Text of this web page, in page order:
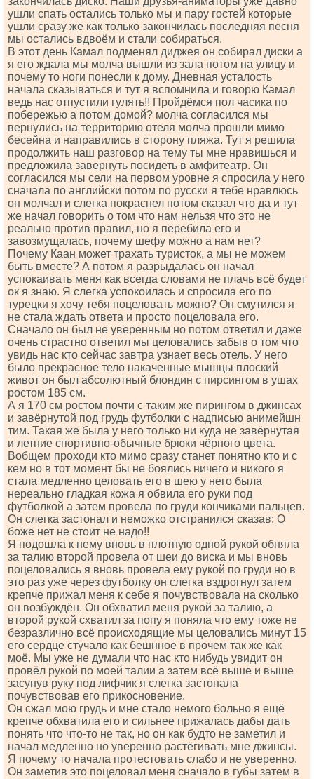
ушли спать остались только мы и пару гостей которые
ушли сразу же как только закончилась последняя песня
мы остались вдвоём и стали собираться.
В этот день Камал подменял диджея он собирал диски а
я его ждала мы молча вышли из зала потом на улицу и
почему то ноги понесли к дому. Дневная усталость
начала сказываться и тут я вспомнила и говорю Камал
ведь нас отпустили гулять!! Пройдёмся пол часика по
побережью а потом домой? молча согласился мы
вернулись на территорию отеля молча прошли мимо
бесейна и направились в сторону пляжа. Тут я решила
продолжить наш разговор на тему ты мне нравишься и
предложила завернуть посидеть в амфитеатр. Он
согласился мы сели на первом уровне я спросила у него
сначала по английски потом по русски я тебе нравлюсь
он молчал и слегка покраснел потом сказал что да и тут
же начал говорить о том что нам нельзя что это не
реально против правил, но я перебила его и
завозмущалась, почему шефу можно а нам нет?
Почему Каан может трахать туристок, а мы не можем
быть вместе? А потом я разрыдалась он начал
успокаивать меня как всегда словами не плачь всё будет
ок я знаю. Я слегка успокоилась и спросила его по
турецки я хочу тебя поцеловать можно? Он смутился я
не стала ждать ответа и просто поцеловала его.
Сначало он был не уверенным но потом ответил и даже
очень страстно ответил мы целовались забыв о том что
увидь нас кто сейчас завтра узнает весь отель. У него
было прекрасное тело накаченные мышцы плоский
живот он был абсолютный блондин с пирсингом в ушах
ростом 185 см.
А я 170 см ростом почти с таким же пирингом в джинсах
и завёрнутой под грудь футболки с надписью анимейшн
тим. Такая же была у него только ни куда не завёрнутая
и летние спортивно-обычные брюки чёрного цвета.
Вобщем проходи кто мимо сразу станет понятно кто и с
кем но в тот момент бы не боялись ничего и никого я
стала медленно целовать его в шею у него была
нереально гладкая кожа я обвила его руки под
футболкой а затем провела по груди кончиками пальцев.
Он слегка застонал и неможко отстранился сказав: О
боже нет не стоит не надо!!
Я подошла к нему вновь в плотную одной рукой обняла
за талию второй провела от шеи до виска и мы вновь
поцеловались я вновь провела ему рукой по груди но в
это раз уже через футболку он слегка вздрогнул затем
крепче прижал меня к себе я почувствовала на сколько
он возбуждён. Он обхватил меня рукой за талию, а
второй рукой схватил за попу я поняла что ему тоже не
безразлично всё происходящие мы целовались минут 15
его сердце стучало как бешнное в прочем так же как
моё. Мы уже не думали что нас кто нибудь увидит он
провёл рукой по моей талии а затем всё выше и выше
засунув руку под лифчик я слегка застонала
почувствовав его прикосновение.
Он сжал мою грудь и мне стало немого больно я ещё
крепче обхватила его и сильнее прижалась дабы дать
понять что что-то не так, но он как будто не заметил и
начал медленно но уверенно растёгивать мне джинсы.
Я почему то начала протестовать слабо и не уверенно.
Он заметив это поцеловал меня сначало в губы затем в